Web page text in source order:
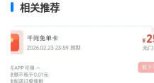
相关推荐